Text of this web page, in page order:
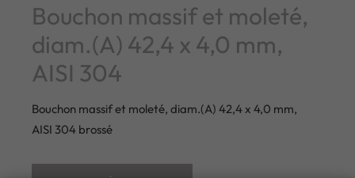
Bouchon massif et moleté,
diam.(A) 42,4 x 4,0 mm,
AISI 304
Bouchon massif et moleté, diam.(A) 42,4 x 4,0 mm,
AISI 304 brossé